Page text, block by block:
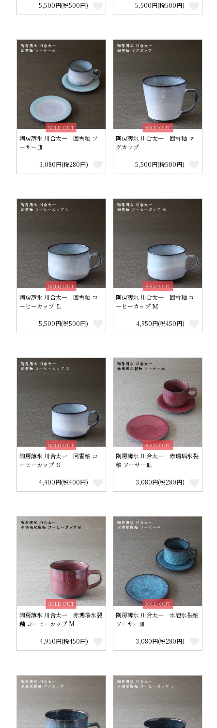
5,500円(税500円) 5,500円(税500円)
SOLD OUT
陶房薄氷 川合太一 回雪釉 ソ
ーサー皿
3,080円(税280円)
SOLD OUT
陶房薄氷 川合太一 回雪釉 マ
グカップ
5,500円(税500円)
SOLD OUT
陶房薄氷 川合太一 回雪釉 コ
ーヒーカップ Ｌ
5,500円(税500円)
SOLD OUT
陶房薄氷 川合太一 回雪釉 コ
ーヒーカップ Ｍ
4,950円(税450円)
SOLD OUT
陶房薄氷 川合太一 回雪釉 コ
ーヒーカップ Ｓ
4,400円(税400円)
SOLD OUT
陶房薄氷 川合太一 赤瑪瑙氷裂
釉 ソーサー皿
3,080円(税280円)
SOLD OUT
陶房薄氷 川合太一 赤瑪瑙氷裂
釉 コーヒーカップ M
4,950円(税450円)
SOLD OUT
陶房薄氷 川合太一 水泡氷裂釉
ソーサー皿
3,080円(税280円)